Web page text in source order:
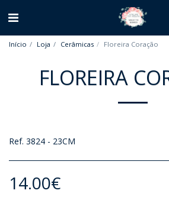
Início Loja Cerâmicas Floreira Coração
FLOREIRA
Ref. 3824 - 23CM
14.00€